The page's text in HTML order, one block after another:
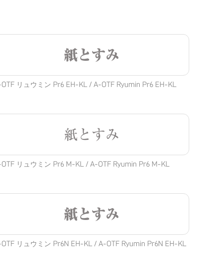
紙とすみ
リュウミン Pr6 EH-KL / A-OTF Ryumin Pr6 EH-KL
紙とすみ
リュウミン Pr6 M-KL / A-OTF Ryumin Pr6 M-KL
紙とすみ
リュウミン Pr6N EH-KL / A-OTF Ryumin Pr6N EH-KL